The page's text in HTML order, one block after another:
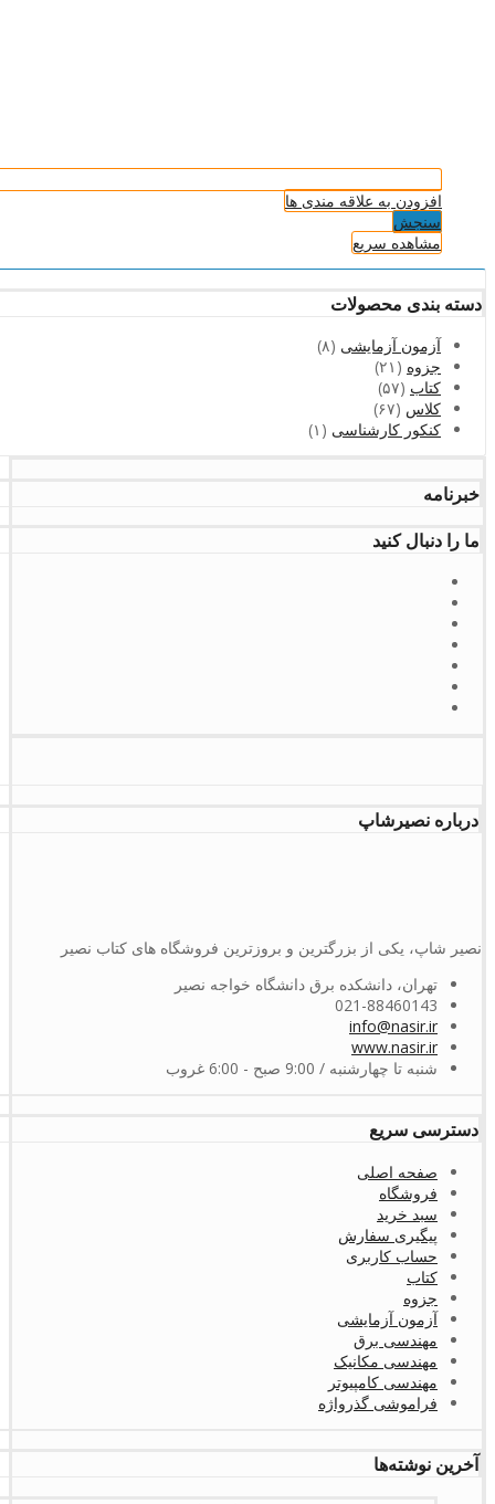
افزودن به علاقه مندی ها
سنجش
مشاهده سریع
دسته بندی محصولات
آزمون آزمایشی (۸)
جزوه (۲۱)
کتاب (۵۷)
کلاس (۶۷)
کنکور کارشناسی (۱)
خبرنامه
ما را دنبال کنید
درباره نصیرشاپ
نصیر شاپ، یکی از بزرگترین و بروزترین فروشگاه های کتاب نصیر
تهران، دانشکده برق دانشگاه خواجه نصیر
021-88460143
info@nasir.ir
www.nasir.ir
شنبه تا چهارشنبه / 9:00 صبح - 6:00 غروب
دسترسی سریع
صفحه اصلی
فروشگاه
سبد خرید
پیگیری سفارش
حساب کاربری
کتاب
جزوه
آزمون آزمایشی
مهندسی برق
مهندسی مکانیک
مهندسی کامپیوتر
فراموشی گذرواژه
آخرین نوشته‌ها